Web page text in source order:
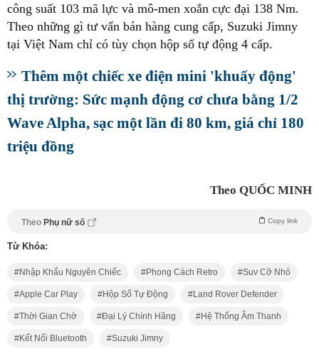
công suất 103 mã lực và mô-men xoắn cực đại 138 Nm.
Theo những gì tư vấn bán hàng cung cấp, Suzuki Jimny
tại Việt Nam chỉ có tùy chọn hộp số tự động 4 cấp.
Thêm một chiếc xe điện mini 'khuấy động'
thị trường: Sức mạnh động cơ chưa bằng 1/2
Wave Alpha, sạc một lần đi 80 km, giá chỉ 180
triệu đồng
Theo QUỐC MINH
Theo Phụ nữ số Copy link
Từ Khóa:
Nhập Khẩu Nguyên Chiếc Phong Cách Retro Suv Cỡ Nhỏ
Apple Car Play Hộp Số Tự Động Land Rover Defender
Thời Gian Chờ Đại Lý Chính Hãng Hệ Thống Âm Thanh
Kết Nối Bluetooth Suzuki Jimny